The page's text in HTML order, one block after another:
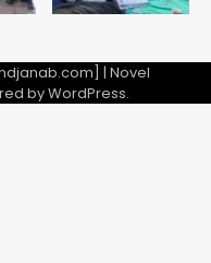
| Novel
byWordPress.